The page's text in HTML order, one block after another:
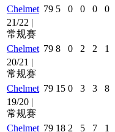
Chelmet 79 5 0 0 0 0
21/22 |
常规赛
Chelmet 79 8 0 2 2 1
20/21 |
常规赛
Chelmet 79 15 0 3 3 8
19/20 |
常规赛
Chelmet 79 18 2 5 7 1